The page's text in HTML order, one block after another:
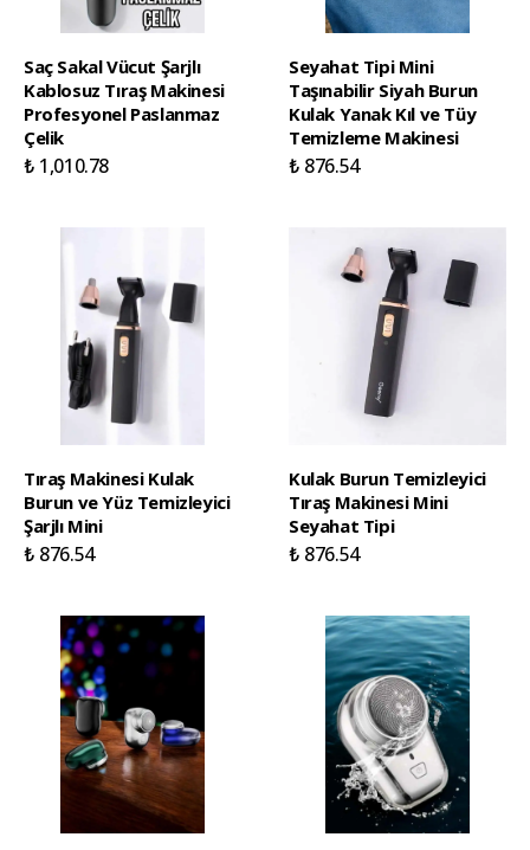
Saç Sakal Vücut Şarjlı
Kablosuz Tıraş Makinesi
Profesyonel Paslanmaz
Çelik
₺ 1,010.78
Seyahat Tipi Mini
Taşınabilir Siyah Burun
Kulak Yanak Kıl ve Tüy
Temizleme Makinesi
₺ 876.54
Tıraş Makinesi Kulak
Burun ve Yüz Temizleyici
Şarjlı Mini
₺ 876.54
Kulak Burun Temizleyici
Tıraş Makinesi Mini
Seyahat Tipi
₺ 876.54